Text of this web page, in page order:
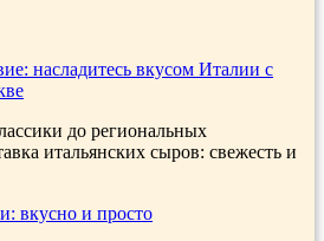
насладитесь вкусом Италии с
до региональных
итальянских сыров: свежесть и
вкусно и просто